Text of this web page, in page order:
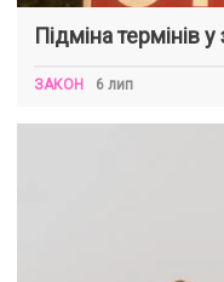
Підміна термінів
ЗАКОН 6 лип